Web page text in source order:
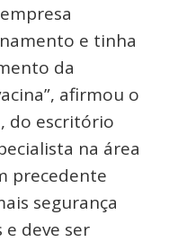
e tinha
da
afirmou o
do escritório
na área
precedente
segurança
e deve ser